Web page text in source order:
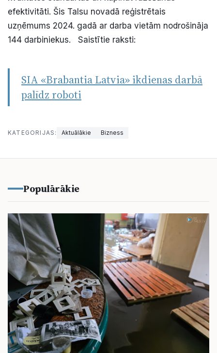
efektivitāti. Šis Talsu novadā reģistrētais
uzņēmums 2024. gadā ar darba vietām nodrošināja
144 darbiniekus. Saistītie raksti:
SIA «Brabantia Latvia» ikdienas darbā
palīdz roboti
KATEGORIJAS: Aktuālākie Bizness
Populārākie